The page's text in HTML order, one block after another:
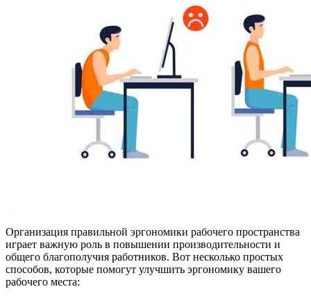
Организация правильной эргономики рабочего пространства
играет важную роль в повышении производительности и
общего благополучия работников. Вот несколько простых
способов, которые помогут улучшить эргономику вашего
рабочего места: